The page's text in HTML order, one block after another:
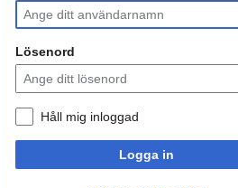
navigering
sök
Lösenord
Håll mig inloggad
Logga in